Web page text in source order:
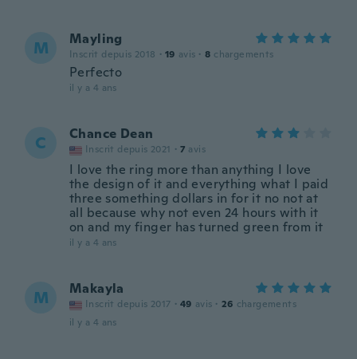
M Mayling
Inscrit depuis 2018 · 19 avis · 8 chargements
Perfecto
il y a 4 ans
C Chance Dean
Inscrit depuis 2021 · 7 avis
I love the ring more than anything I love
the design of it and everything what I paid
three something dollars in for it no not at
all because why not even 24 hours with it
on and my finger has turned green from it
il y a 4 ans
M Makayla
Inscrit depuis 2017 · 49 avis · 26 chargements
il y a 4 ans